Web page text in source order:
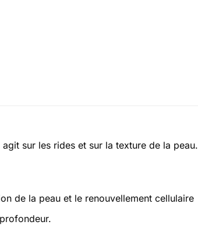
sur les rides et sur la texture de la peau.
de la peau et le renouvellement cellulaire